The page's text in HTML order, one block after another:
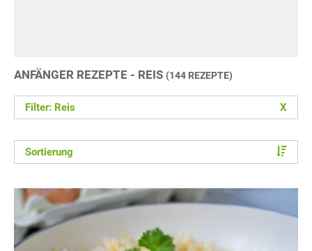
ANFÄNGER REZEPTE - REIS (144 REZEPTE)
Filter: Reis X
Sortierung